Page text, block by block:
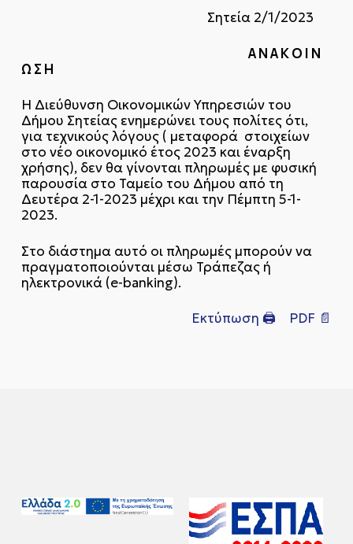
Σητεία 2/1/2023
Α Ν Α Κ Ο Ι Ν
Ω Σ Η
Η Διεύθυνση Οικονομικών Υπηρεσιών του
Δήμου Σητείας ενημερώνει τους πολίτες ότι,
για τεχνικούς λόγους ( μεταφορά στοιχείων
στο νέο οικονομικό έτος 2023 και έναρξη
χρήσης), δεν θα γίνονται πληρωμές με φυσική
παρουσία στο Ταμείο του Δήμου από τη
Δευτέρα 2-1-2023 μέχρι και την Πέμπτη 5-1-
2023.
Στο διάστημα αυτό οι πληρωμές μπορούν να
πραγματοποιούνται μέσω Τράπεζας ή
ηλεκτρονικά (e-banking).
Εκτύπωση 🖨 PDF 📄